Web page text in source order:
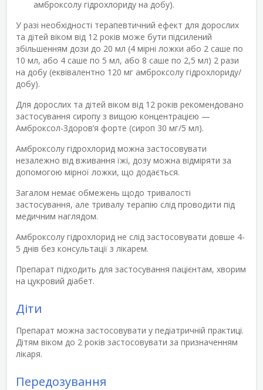
амброксолу гідрохлориду на добу).
У разі необхідності терапевтичний ефект для дорослих
та дітей віком від 12 років може бути підсилений
збільшенням дози до 20 мл (4 мірні ложки або 2 саше по
10 мл, або 4 саше по 5 мл, або 8 саше по 2,5 мл) 2 рази
на добу (еквівалентно 120 мг амброксолу гідрохлориду/
добу).
Для дорослих та дітей віком від 12 років рекомендовано
застосування сиропу з вищою концентрацією —
Амброксол-Здоров’я форте (сироп 30 мг/5 мл).
Амброксолу гідрохлорид можна застосовувати
незалежно від вживання їжі, дозу можна відміряти за
допомогою мірної ложки, що додається.
Загалом немає обмежень щодо тривалості
застосування, але тривалу терапію слід проводити під
медичним наглядом.
Амброксолу гідрохлорид не слід застосовувати довше 4-
5 днів без консультації з лікарем.
Препарат підходить для застосування пацієнтам, хворим
на цукровий діабет.
Діти
Препарат можна застосовувати у педіатричній практиці.
Дітям віком до 2 років застосовувати за призначенням
лікаря.
Передозування